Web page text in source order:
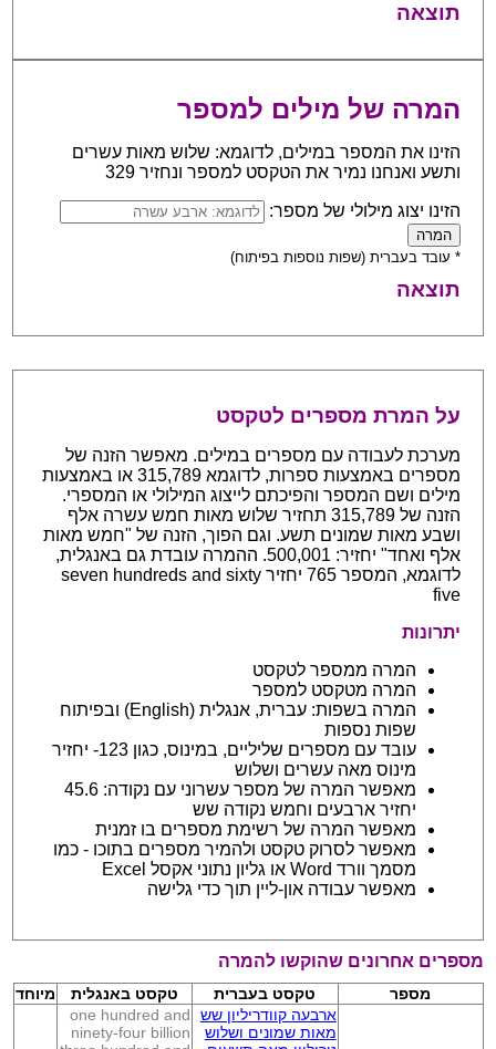
תוצאה
המרה של מילים למספר
הזינו את המספר במילים, לדוגמא: שלוש מאות עשרים
ותשע ואנחנו נמיר את הטקסט למספר ונחזיר 329
הזינו יצוג מילולי של מספר:
* עובד בעברית (שפות נוספות בפיתוח)
תוצאה
על המרת מספרים לטקסט
מערכת לעבודה עם מספרים במילים. מאפשר הזנה של
מספרים באמצעות ספרות, לדוגמא 315,789 או באמצעות
מילים ושם המספר והפיכתם לייצוג המילולי או המספרי.
הזנה של 315,789 תחזיר שלוש מאות חמש עשרה אלף
ושבע מאות שמונים תשע. וגם הפוך, הזנה של "חמש מאות
אלף ואחד" יחזיר: 500,001. ההמרה עובדת גם באנגלית,
לדוגמא, המספר 765 יחזיר seven hundreds and sixty
five
יתרונות
המרה ממספר לטקסט
המרה מטקסט למספר
המרה בשפות: עברית, אנגלית (English) ובפיתוח
שפות נספות
עובד עם מספרים שליליים, במינוס, כגון 123- יחזיר
מינוס מאה עשרים ושלוש
מאפשר המרה של מספר עשרוני עם נקודה: 45.6
יחזיר ארבעים וחמש נקודה שש
מאפשר המרה של רשימת מספרים בו זמנית
מאפשר לסרוק טקסט ולהמיר מספרים בתוכו - כמו
מסמך וורד Word או גליון נתוני אקסל Excel
מאפשר עבודה און-ליין תוך כדי גלישה
מספרים אחרונים שהוקשו להמרה
מספר טקסט בעברית טקסט באנגלית מיוחד
ארבעה קוודריליון שש
מאות שמונים ושלוש
one hundred and
ninety-four billion